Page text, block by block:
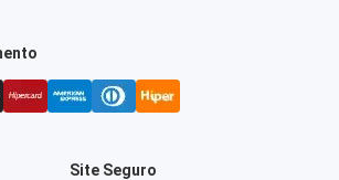
Site Seguro